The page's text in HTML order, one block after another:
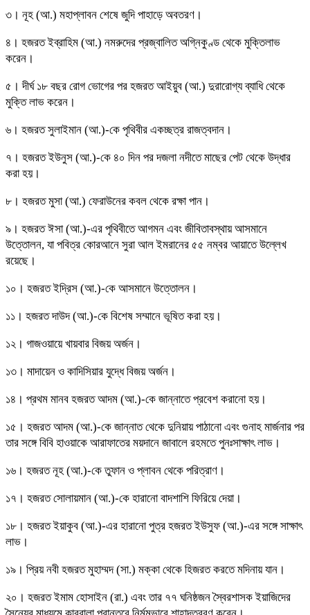
৩। নূহ (আ.) মহাপ্লাবন শেষে জুদি পাহাড়ে অবতরণ।
৪। হজরত ইব্রাহিম (আ.) নমরুদের প্রজ্বালিত অগ্নিকুণ্ড থেকে মুক্তিলাভ
করেন।
৫। দীর্ঘ ১৮ বছর রোগ ভোগের পর হজরত আইয়ুব (আ.) দুরারোগ্য ব্যাধি থেকে
মুক্তি লাভ করেন।
৬। হজরত সুলাইমান (আ.)-কে পৃথিবীর একচ্ছত্র রাজত্বদান।
৭। হজরত ইউনুস (আ.)-কে ৪০ দিন পর দজলা নদীতে মাছের পেট থেকে উদ্ধার
করা হয়।
৮। হজরত মুসা (আ.) ফেরাউনের কবল থেকে রক্ষা পান।
৯। হজরত ঈসা (আ.)-এর পৃথিবীতে আগমন এবং জীবিতাবস্থায় আসমানে
উত্তোলন, যা পবিত্র কোরআনে সুরা আল ইমরানের ৫৫ নম্বর আয়াতে উল্লেখ
রয়েছে।
১০। হজরত ইদ্রিস (আ.)-কে আসমানে উত্তোলন।
১১। হজরত দাউদ (আ.)-কে বিশেষ সম্মানে ভূষিত করা হয়।
১২। গাজওয়ায়ে খায়বার বিজয় অর্জন।
১৩। মাদায়েন ও কাদিসিয়ার যুদ্ধে বিজয় অর্জন।
১৪। প্রথম মানব হজরত আদম (আ.)-কে জান্নাতে প্রবেশ করানো হয়।
১৫। হজরত আদম (আ.)-কে জান্নাত থেকে দুনিয়ায় পাঠানো এবং গুনাহ মার্জনার পর
তার সঙ্গে বিবি হাওয়াকে আরাফাতের ময়দানে জাবালে রহমতে পুনঃসাক্ষাৎ লাভ।
১৬। হজরত নূহ (আ.)-কে তুফান ও প্লাবন থেকে পরিত্রাণ।
১৭। হজরত সোলায়মান (আ.)-কে হারানো বাদশাশি ফিরিয়ে দেয়া।
১৮। হজরত ইয়াকুব (আ.)-এর হারানো পুত্র হজরত ইউসুফ (আ.)-এর সঙ্গে সাক্ষাৎ
লাভ।
১৯। প্রিয় নবী হজরত মুহাম্মদ (সা.) মক্কা থেকে হিজরত করতে মদিনায় যান।
২০। হজরত ইমাম হোসাইন (রা.) এবং তার ৭৭ ঘনিষ্ঠজন স্বৈরশাসক ইয়াজিদের